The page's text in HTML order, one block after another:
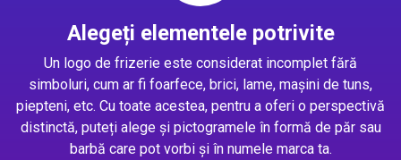
Alegeți elementele potrivite
Un logo de frizerie este considerat incomplet fără
simboluri, cum ar fi foarfece, brici, lame, mașini de tuns,
piepteni, etc. Cu toate acestea, pentru a oferi o perspectivă
distinctă, puteți alege și pictogramele în formă de păr sau
barbă care pot vorbi și în numele marca ta.